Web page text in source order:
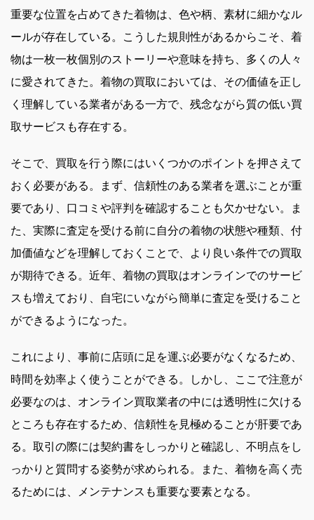
重要な位置を占めてきた着物は、色や柄、素材に細かなル
ールが存在している。こうした規則性があるからこそ、着
物は一枚一枚個別のストーリーや意味を持ち、多くの人々
に愛されてきた。着物の買取においては、その価値を正し
く理解している業者がある一方で、残念ながら質の低い買
取サービスも存在する。
そこで、買取を行う際にはいくつかのポイントを押さえて
おく必要がある。まず、信頼性のある業者を選ぶことが重
要であり、口コミや評判を確認することも欠かせない。ま
た、実際に査定を受ける前に自分の着物の状態や種類、付
加価値などを理解しておくことで、より良い条件での買取
が期待できる。近年、着物の買取はオンラインでのサービ
スも増えており、自宅にいながら簡単に査定を受けること
ができるようになった。
これにより、事前に店頭に足を運ぶ必要がなくなるため、
時間を効率よく使うことができる。しかし、ここで注意が
必要なのは、オンライン買取業者の中には透明性に欠ける
ところも存在するため、信頼性を見極めることが肝要であ
る。取引の際には契約書をしっかりと確認し、不明点をし
っかりと質問する姿勢が求められる。また、着物を高く売
るためには、メンテナンスも重要な要素となる。